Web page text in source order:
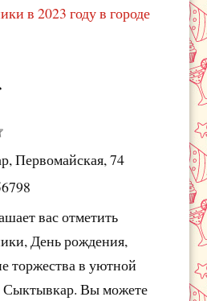
в 2023 году в городе
Первомайская, 74
вас отметить
День рождения,
торжества в уютной
Сыктывкар. Вы можете